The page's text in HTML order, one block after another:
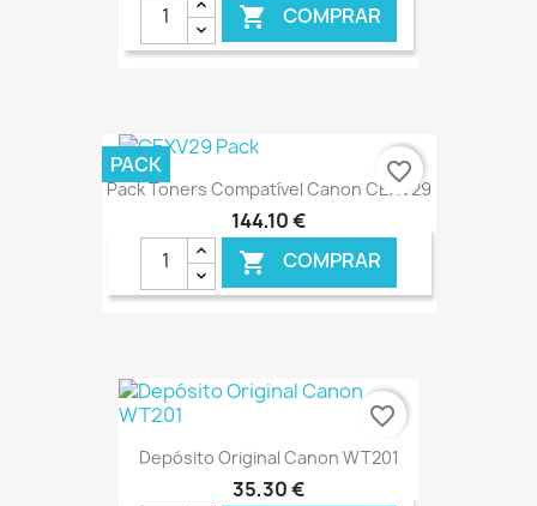
 COMPRAR
€ ONLINE
Pack Toners Compatível Canon CEXV29
144,10 €
 COMPRAR
€ ONLINE
PACK favorite_border
Depósito Original Canon WT201
35,30 €
favorite_border